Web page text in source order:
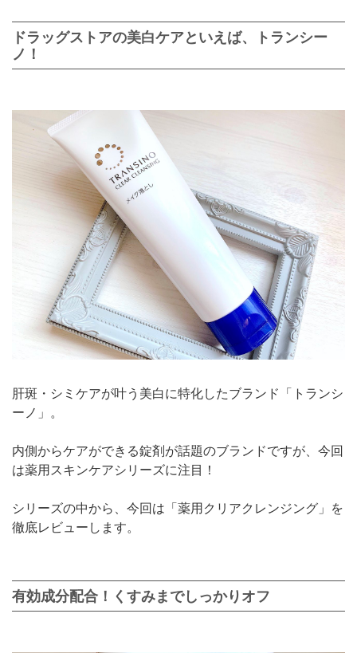
ドラッグストアの美白ケアといえば、トランシー
ノ！
肝斑・シミケアが叶う美白に特化したブランド「トランシ
ーノ」。
内側からケアができる錠剤が話題のブランドですが、今回
は薬用スキンケアシリーズに注目！
シリーズの中から、今回は「薬用クリアクレンジング」を
徹底レビューします。
有効成分配合！くすみまでしっかりオフ